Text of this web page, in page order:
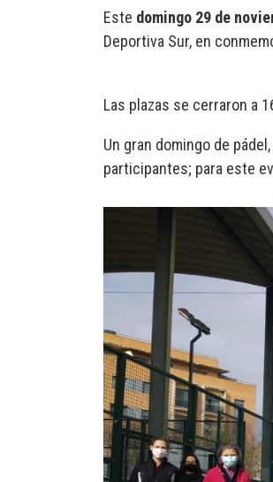
Este domingo 29 de
Deportiva Sur, en
Las plazas se cerraron a
Un gran domingo de
participantes; para este